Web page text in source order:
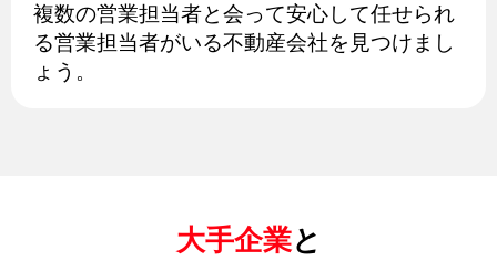
複数の営業担当者と会って安心して任せられ
る営業担当者がいる不動産会社を見つけまし
ょう。
大手企業と